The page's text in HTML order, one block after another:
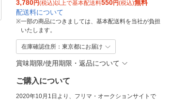
3,780円(税込)以上で基本配送料550円(税込)無料
配送料について
※一部の商品につきましては、基本配送料を当社が負担
いたします。
在庫確認住所：東京都にお届け
賞味期限/使用期限・返品について
ご購入について
2020年10月1日より、フリマ・オークションサイトで